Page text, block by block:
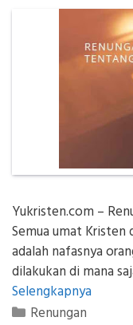
Yukristen.com –
Semua umat
adalah nafasnya
dilakukan di mana
Selengkapnya
Kategori
Renungan